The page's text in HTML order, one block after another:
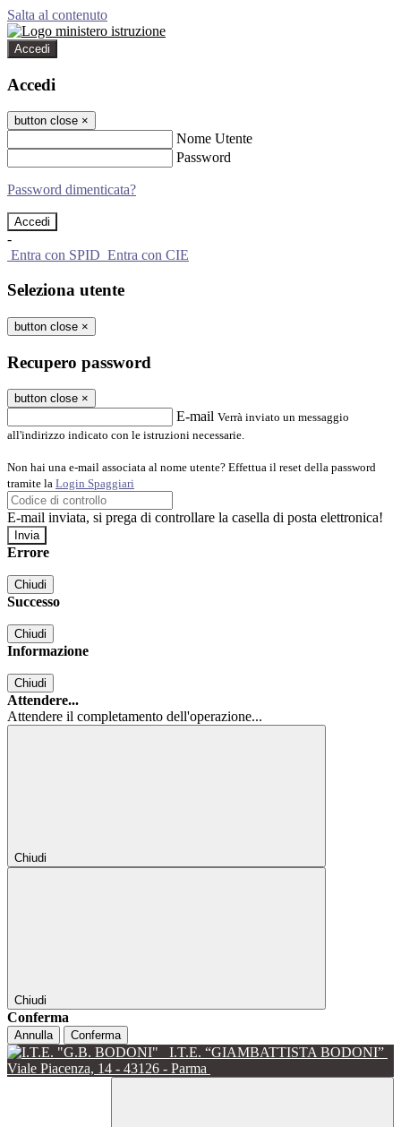
Salta al contenuto
Accedi
Accedi
button close ×
Nome Utente
Password
Password dimenticata?
-
Entra con SPID Entra con CIE
Seleziona utente
button close ×
Recupero password
button close ×
E-mail Verrà inviato un messaggio
all'indirizzo indicato con le istruzioni necessarie.
Non hai una e-mail associata al nome utente? Effettua il reset della password
tramite la Login Spaggiari
E-mail inviata, si prega di controllare la casella di posta elettronica!
Errore
Chiudi
Successo
Chiudi
Informazione
Chiudi
Attendere...
Attendere il completamento dell'operazione...
Chiudi
Chiudi
Conferma
Annulla Conferma
I.T.E. “GIAMBATTISTA BODONI”
Viale Piacenza, 14 - 43126 - Parma